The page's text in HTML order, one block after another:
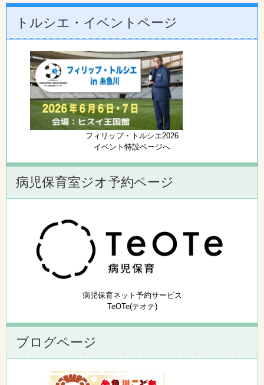
トルシエ・イベントページ
フィリップ・トルシエ2026
イベント特設ページへ
病児保育室ジオ予約ページ
病児保育ネット予約サービス
TeOTe(テオテ)
ブログページ